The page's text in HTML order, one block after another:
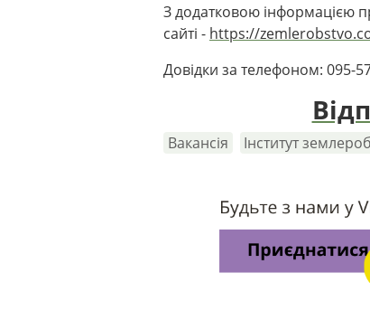
З додатковою інформацією
сайті - https://
Довідки за телефоном: 095-
Вакансія Інститут